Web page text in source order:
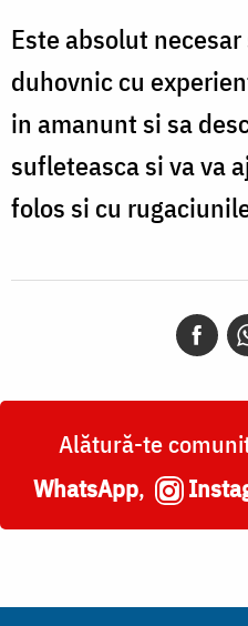
Este absolut
duhovnic cu
in amanunt si sa
sufleteasca si va va
folos si cu
Alătură-te
WhatsApp,